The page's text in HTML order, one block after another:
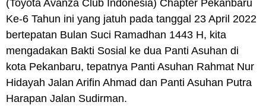
(Toyota Avanza Club Indonesia) Chapter Pekanbaru
Ke-6 Tahun ini yang jatuh pada tanggal 23 April 2022
bertepatan Bulan Suci Ramadhan 1443 H, kita
mengadakan Bakti Sosial ke dua Panti Asuhan di
kota Pekanbaru, tepatnya Panti Asuhan Rahmat Nur
Hidayah Jalan Arifin Ahmad dan Panti Asuhan Putra
Harapan Jalan Sudirman.